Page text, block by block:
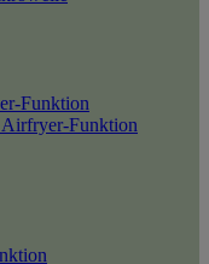
Funktion
Funktion